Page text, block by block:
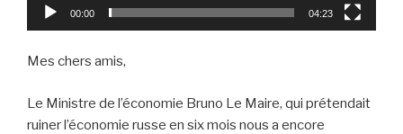
00:00 04:23
Mes chers amis,
Le Ministre de l’économie Bruno Le Maire, qui prétendait
ruiner l’économie russe en six mois nous a encore